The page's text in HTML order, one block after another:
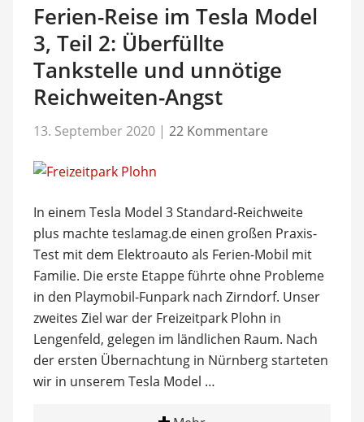
Ferien-Reise im Tesla Model
3, Teil 2: Überfüllte
Tankstelle und unnötige
Reichweiten-Angst
13. September 2020 | 22 Kommentare
In einem Tesla Model 3 Standard-Reichweite
plus machte teslamag.de einen großen Praxis-
Test mit dem Elektroauto als Ferien-Mobil mit
Familie. Die erste Etappe führte ohne Probleme
in den Playmobil-Funpark nach Zirndorf. Unser
zweites Ziel war der Freizeitpark Plohn in
Lengenfeld, gelegen im ländlichen Raum. Nach
der ersten Übernachtung in Nürnberg starteten
wir in unserem Tesla Model …